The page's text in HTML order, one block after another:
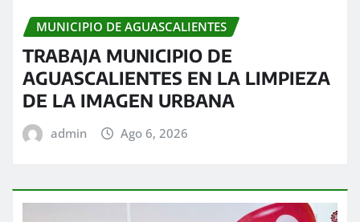
MUNICIPIO DE AGUASCALIENTES
TRABAJA MUNICIPIO DE
AGUASCALIENTES EN LA LIMPIEZA
DE LA IMAGEN URBANA
admin Ago 6, 2026